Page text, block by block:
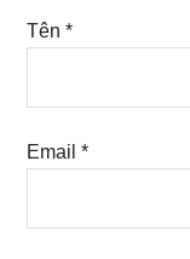
Tên*
Email*